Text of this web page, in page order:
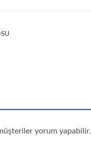
yorum yapabilir.